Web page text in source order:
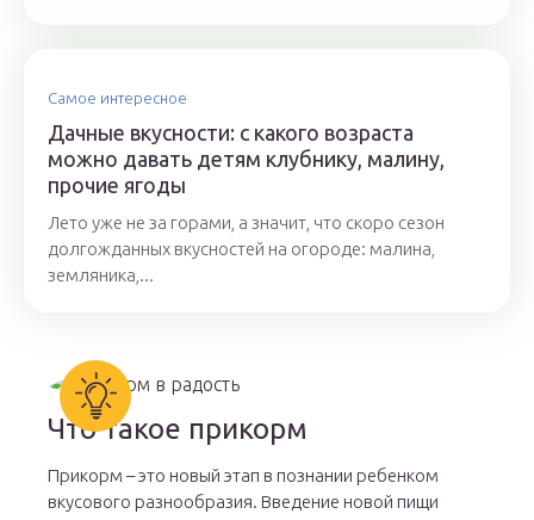
Самое интересное
Дачные вкусности: с какого возраста
можно давать детям клубнику, малину,
прочие ягоды
Лето уже не за горами, а значит, что скоро сезон
долгожданных вкусностей на огороде: малина,
земляника,...
Что такое прикорм
Прикорм – это новый этап в познании ребенком
вкусового разнообразия. Введение новой пищи